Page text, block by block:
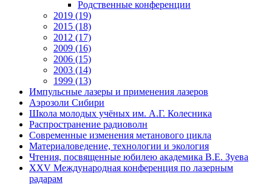
Родственные конференции
2019 (19)
2015 (18)
2012 (17)
2009 (16)
2006 (15)
2003 (14)
1999 (13)
Импульсные лазеры и применения лазеров
Аэрозоли Сибири
Школа молодых учёных им. А.Г. Колесника
Распространение радиоволн
Современные изменения метанового цикла
Материаловедение, технологии и экология
Чтения, посвященные юбилею академика В.Е. Зуева
XXV Международная конференция по лазерным
радарам